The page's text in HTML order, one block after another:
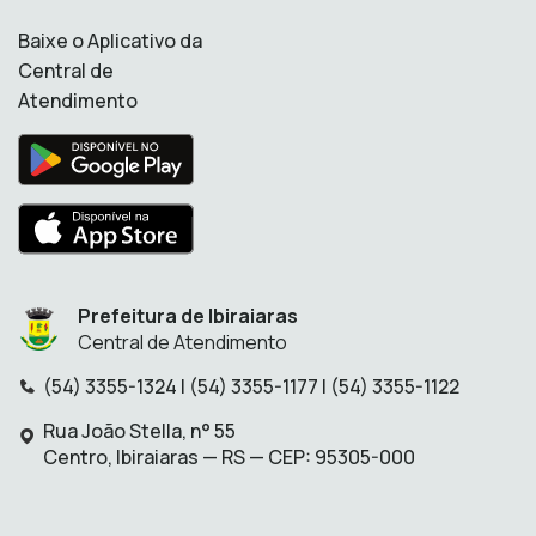
Baixe o Aplicativo da
Central de
Atendimento
Prefeitura de Ibiraiaras
Central de Atendimento
(54) 3355-1324 | (54) 3355-1177 | (54) 3355-1122
Endereço:
Rua João Stella, n° 55
Centro, Ibiraiaras — RS — CEP: 95305-000